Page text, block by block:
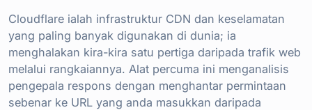
Cloudflare ialah infrastruktur CDN dan keselamatan
yang paling banyak digunakan di dunia; ia
menghalakan kira-kira satu pertiga daripada trafik web
melalui rangkaiannya. Alat percuma ini menganalisis
pengepala respons dengan menghantar permintaan
sebenar ke URL yang anda masukkan daripada